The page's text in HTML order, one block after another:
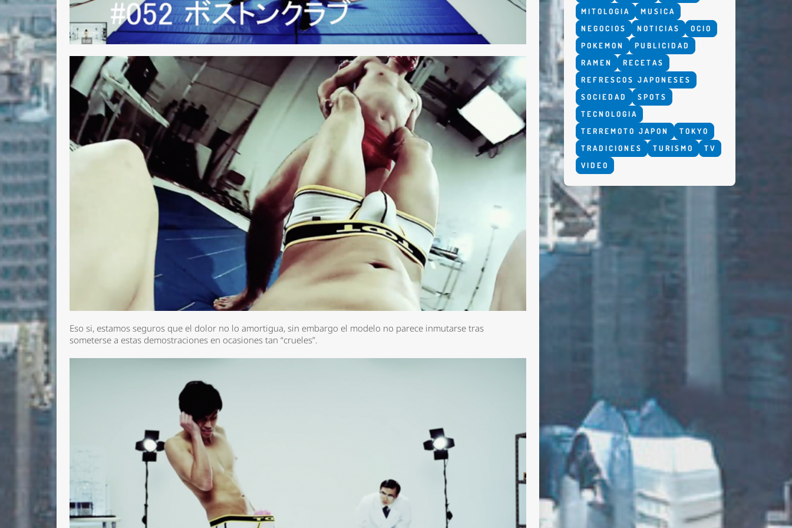
Eso si, estamos seguros que el dolor no lo amortigua, sin embargo el modelo no parece inmutarse tras
someterse a estas demostraciones en ocasiones tan “crueles”.
MITOLOGIA
MUSICA
NEGOCIOS
NOTICIAS
OCIO
POKEMON
PUBLICIDAD
RAMEN
RECETAS
REFRESCOS JAPONESES
SOCIEDAD
SPOTS
TECNOLOGIA
TERREMOTO JAPON
TOKYO
TRADICIONES
TURISMO
TV
VIDEO